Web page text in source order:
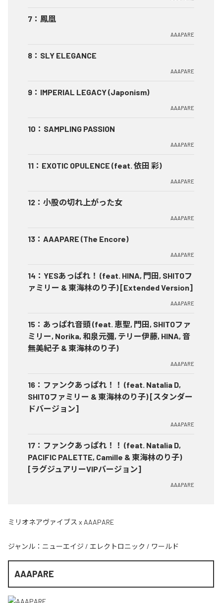
7 ： 鳳凰
AAAPARE
8 ： SLY ELEGANCE
AAAPARE
9 ： IMPERIAL LEGACY (Japonism)
AAAPARE
10 ： SAMPLING PASSION
AAAPARE
11 ： EXOTIC OPULENCE (feat. 依田 彩)
AAAPARE
12 ： 小股の切れ上がった女
AAAPARE
13 ： AAAPARE (The Encore)
AAAPARE
14 ： YESあっぱれ！ (feat. HINA, 門田, SHITOフ
ァミリー & 東海林のり子) [Extended Version]
AAAPARE
15 ： あっぱれ音頭 (feat. 恵聖, 門田, SHITOファ
ミリー, Norika, 和泉元彌, テリー伊藤, HINA, 音
無美紀子 & 東海林のり子)
AAAPARE
16 ： ファンクあっぱれ！！ (feat. Natalia D,
SHITOファミリー & 東海林のり子) [スタンダー
ドバージョン]
AAAPARE
17 ： ファンクあっぱれ！！ (feat. Natalia D,
PACIFIC PALETTE, Camille & 東海林のり子)
[ラグジュアリーVIPバージョン]
AAAPARE
ミリオネアヴァイブス x AAAPARE
ジャンル： ニューエイジ / エレクトロニック / ワールド
AAAPARE